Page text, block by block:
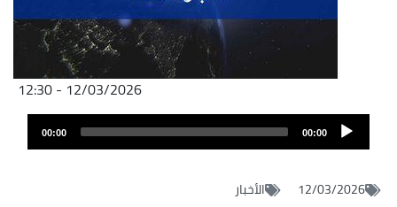
12/03/2026 - 12:30
Fichier
audio
00:00
00:00
12/03/2026 الأخبار